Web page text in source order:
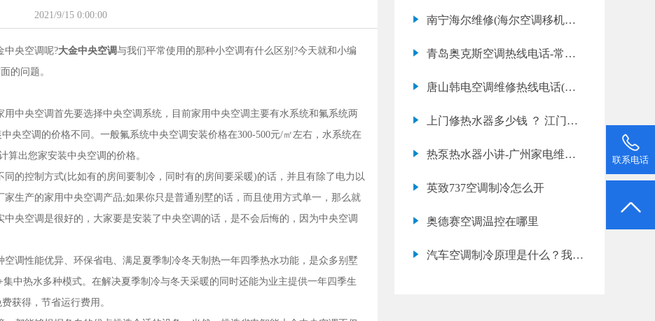
2021/9/15 0:00:00
中央空调呢?大金中央空调与我们平常使用的那种小空调有什么区别?今天就和小编
的问题。
中央空调首先要选择中央空调系统，目前家用中央空调主要有水系统和氟系统两
央空调的价格不同。一般氟系统中央空调安装价格在300-500元/㎡左右，水系统在
算出您家安装中央空调的价格。
的控制方式(比如有的房间要制冷，同时有的房间要采暖)的话，并且有除了电力以
生产的家用中央空调产品;如果你只是普通别墅的话，而且使用方式单一，那么就
央空调是很好的，大家要是安装了中央空调的话，是不会后悔的，因为中央空调
调性能优异、环保省电、满足夏季制冷冬天制热一年四季热水功能，是众多别墅
中热水多种模式。在解决夏季制冷与冬天采暖的同时还能为业主提供一年四季生
获得，节省运行费用。
南宁海尔维修(海尔空调移机价
青岛奥克斯空调热线电话-常州
唐山韩电空调维修热线电话(韩
上门修热水器多少钱 ？ 江门维
热泵热水器小讲-广州家电维修-
英致737空调制冷怎么开
奥德赛空调温控在哪里
汽车空调制冷原理是什么？我要
联系电话